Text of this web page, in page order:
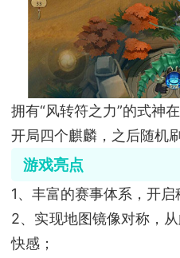
拥有“风转符之力”的式神
开局四个麒麟，之后随机刷
游戏亮点
1、丰富的赛事体系，开启
2、实现地图镜像对称，
快感；